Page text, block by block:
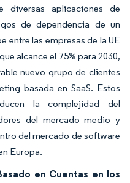
diversas aplicaciones de
de dependencia de un
entre las empresas de la UE
alcance el 75% para 2030,
nuevo grupo de clientes
basada en SaaS. Estos
la complejidad del
del mercado medio y
del mercado de software
Europa.
en Cuentas en los